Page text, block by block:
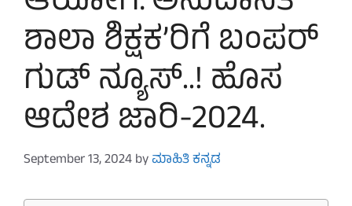
ಶಾಲಾ ಶಿಕ್ಷಕ’ರಿಗೆ ಬಂಪರ್
ಗುಡ್ ನ್ಯೂಸ್..! ಹೊಸ
ಆದೇಶ ಜಾರಿ-2024.
September 13, 2024byಮಾಹಿತಿ ಕನ್ನಡ